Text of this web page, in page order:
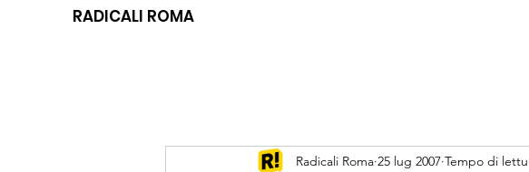
RADICALI ROMA
Radicali Roma 25 lug 2007 Tempo di